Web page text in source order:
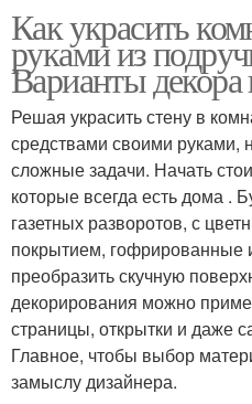
Как украсить
руками из
Варианты декора
Решая украсить стену в
средствами своими руками,
сложные задачи. Начать
которые всегда есть дома .
газетных разворотов, с
покрытием, гофрированные
преобразить скучную
декорирования можно
страницы, открытки и даже
Главное, чтобы выбор
замыслу дизайнера.